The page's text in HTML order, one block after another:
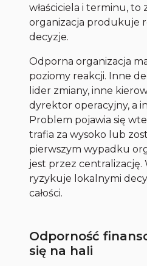
właściciela i terminu, to
organizacja produkuje
decyzje.
Odporna organizacja
poziomy reakcji. Inne
lider zmiany, inne
dyrektor operacyjny, a
Problem pojawia się
trafia za wysoko lub
pierwszym wypadku
jest przez centralizację.
ryzykuje lokalnymi
całości.
Odporność
się na hali